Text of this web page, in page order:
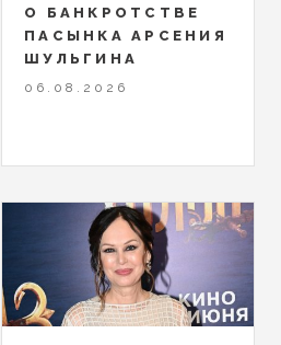
О БАНКРОТСТВЕ
ПАСЫНКА АРСЕНИЯ
ШУЛЬГИНА
06.08.2026